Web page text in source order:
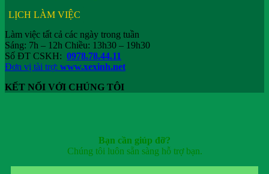
LỊCH LÀM VIỆC
Làm việc tất cả các ngày trong tuần
Sáng: 7h – 12h Chiều: 13h30 – 19h30
Số ĐT CSKH: 0978.78.44.11
Đơn vị tài trợ: www.xexinh.net
KẾT NỐI VỚI CHÚNG TÔI
Bạn cần giúp đỡ?
Chúng tôi luôn sẵn sàng hỗ trợ bạn.